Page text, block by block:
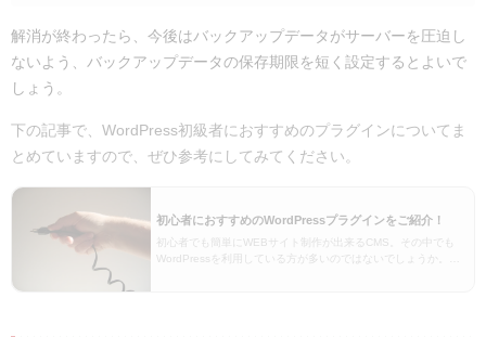
解消が終わったら、今後はバックアップデータがサーバーを圧迫し
ないよう、バックアップデータの保存期限を短く設定するとよいで
しょう。
下の記事で、WordPress初級者におすすめのプラグインについてま
とめていますので、ぜひ参考にしてみてください。
初心者におすすめのWordPressプラグインをご紹介！
初心者でも簡単にWEBサイト制作が出来るCMS。その中でも
WordPressを利用している方が多いのではないでしょうか。